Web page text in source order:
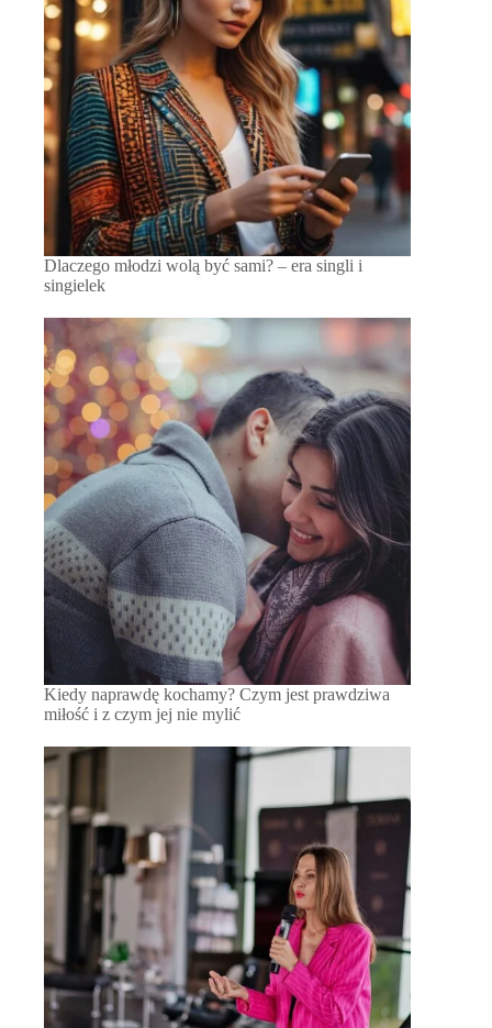
Dlaczego młodzi wolą być sami? – era singli i
singielek
Kiedy naprawdę kochamy? Czym jest prawdziwa
miłość i z czym jej nie mylić